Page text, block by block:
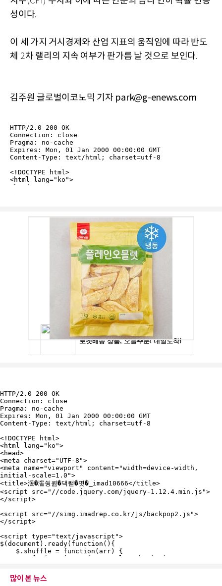
성이다.
이 세 가지 거시경제와 산업 지표의 움직임에 따라 반도
체 2차 랠리의 지속 여부가 판가름 날 것으로 보인다.
김주원 글로벌이코노믹 기자 park@g-enews.com
많이 본 뉴스